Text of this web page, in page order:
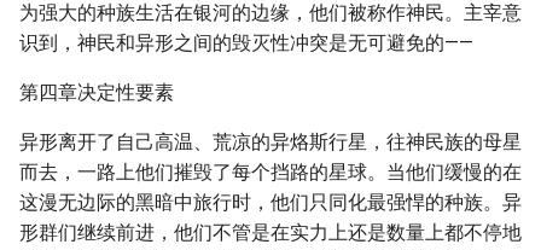
为强大的种族生活在银河的边缘，他们被称作神民。主宰意
识到，神民和异形之间的毁灭性冲突是无可避免的——
第四章决定性要素
异形离开了自己高温、荒凉的异烙斯行星，往神民族的母星
而去，一路上他们摧毁了每个挡路的星球。当他们缓慢的在
这漫无边际的黑暗中旅行时，他们只同化最强悍的种族。异
形群们继续前进，他们不管是在实力上还是数量上都不停地